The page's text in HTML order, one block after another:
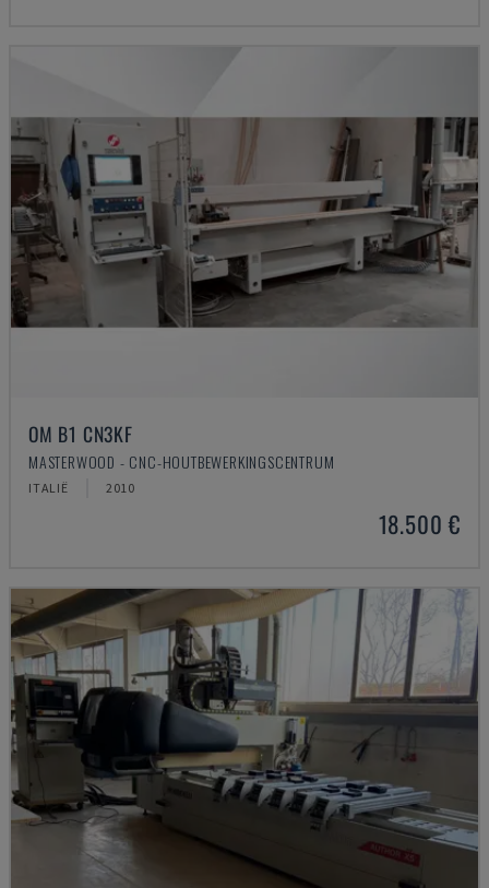
OM B1 CN3KF
MASTERWOOD - CNC-HOUTBEWERKINGSCENTRUM
ITALIË 2010
18.500 €